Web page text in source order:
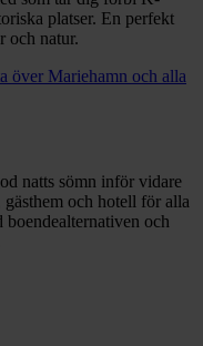
platser. En perfekt
och natur.
över Mariehamn och alla
natts sömn inför vidare
och hotell för alla
boendealternativen och